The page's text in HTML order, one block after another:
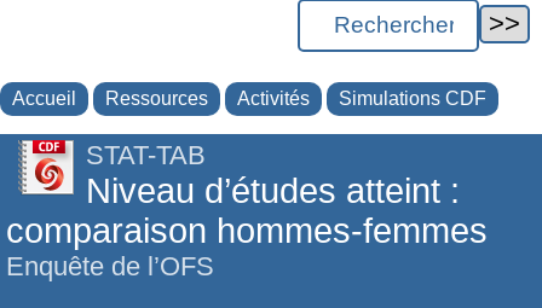
Accueil Ressources Activités Simulations CDF
STAT-TAB
Niveau d’études atteint :
comparaison hommes-femmes
Enquête de l’OFS